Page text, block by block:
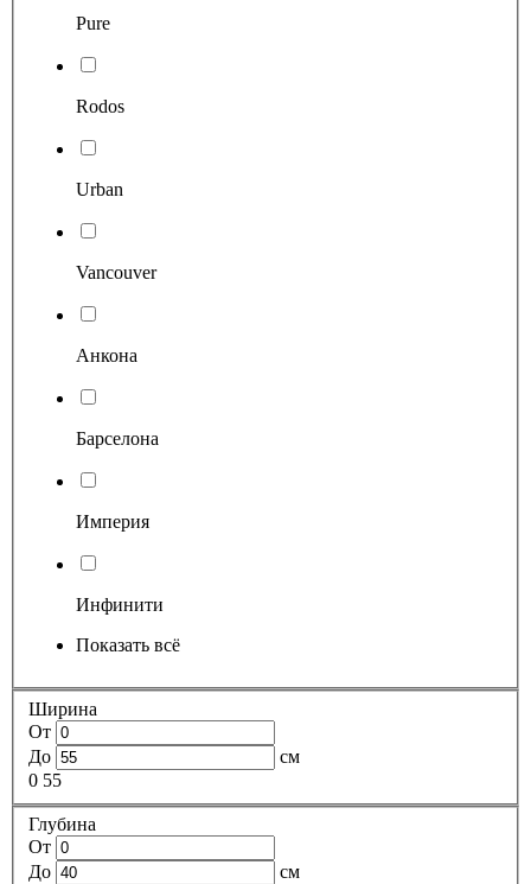
Pure
Rodos
Urban
Vancouver
Анкона
Барселона
Империя
Инфинити
Показать всё
Ширина
От
До
см
0 55
Глубина
От
До
см